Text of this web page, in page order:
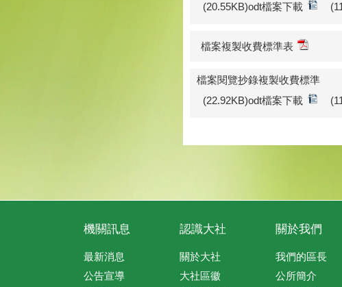
(20.55KB)odt檔案下載
檔案複製收費標準表
檔案閱覽抄錄複製收費標準
(22.92KB)odt檔案下載
機關訊息
最新消息
公告宣導
認識大社
關於大社
大社區徽
關於我們
我們的區長
公所簡介